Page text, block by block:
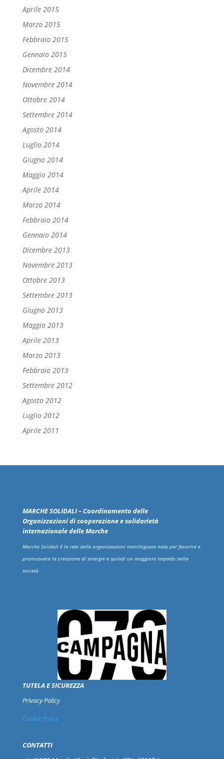
Aprile 2015
Marzo 2015
Febbraio 2015
Gennaio 2015
Dicembre 2014
Novembre 2014
Ottobre 2014
Settembre 2014
Agosto 2014
Luglio 2014
Giugno 2014
Maggio 2014
Aprile 2014
Marzo 2014
Febbraio 2014
Gennaio 2014
Dicembre 2013
Novembre 2013
Ottobre 2013
Settembre 2013
Giugno 2013
Maggio 2013
Aprile 2013
Marzo 2013
Febbraio 2013
Settembre 2012
Agosto 2012
Luglio 2012
Aprile 2011
MARCHESOLIDALI– Coordinamento delle
Organizzazionidi cooperazione e solidarietà
internazionale delleMarche
Marche Solidali è la rete delle organizzazioni marchigiane nata per favorire e
promuovere la creazione di sinergie e quindi un maggiore impatto nella
società.
TUTELA E SICUREZZA
Privacy Policy
Cookie Policy
CONTATTI